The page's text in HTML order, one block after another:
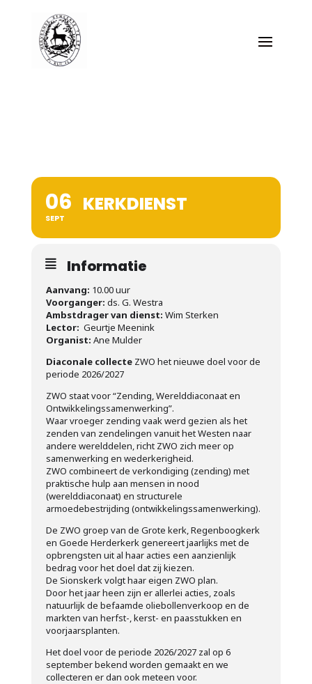
06
SEPT
KERKDIENST
Informatie
Aanvang: 10.00 uur
Voorganger: ds. G. Westra
Ambstdrager van dienst: Wim Sterken
Lector: Geurtje Meenink
Organist: Ane Mulder
Diaconale collecteZWO het nieuwe doel voor de
periode 2026/2027
ZWO staat voor “Zending, Werelddiaconaat en
Ontwikkelingssamenwerking”.
Waar vroeger zending vaak werd gezien als het
zenden van zendelingen vanuit het Westen naar
andere werelddelen, richt ZWO zich meer op
samenwerking en wederkerigheid.
ZWO combineert de verkondiging (zending) met
praktische hulp aan mensen in nood
(werelddiaconaat) en structurele
armoedebestrijding (ontwikkelingssamenwerking).
De ZWO groep van de Grote kerk, Regenboogkerk
en Goede Herderkerk genereert jaarlijks met de
opbrengsten uit al haar acties een aanzienlijk
bedrag voor het doel dat zij kiezen.
De Sionskerk volgt haar eigen ZWO plan.
Door het jaar heen zijn er allerlei acties, zoals
natuurlijk de befaamde oliebollenverkoop en de
markten van herfst-, kerst- en paasstukken en
voorjaarsplanten.
Het doel voor de periode 2026/2027 zal op 6
september bekend worden gemaakt en we
collecteren er dan ook meteen voor.